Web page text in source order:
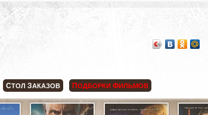
СТОЛ ЗАКАЗОВ ПОДБОРКИ ФИЛЬМОВ